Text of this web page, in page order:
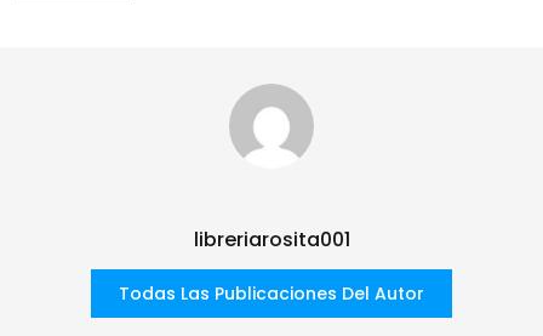
libreriarosita001
Todas Las Publicaciones Del Autor